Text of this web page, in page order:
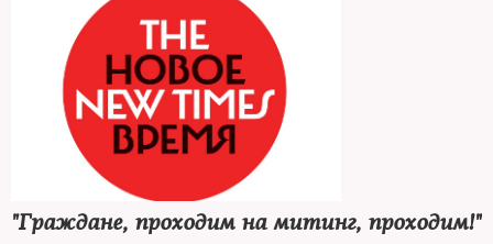
"Граждане, проходим на митинг, проходим!"